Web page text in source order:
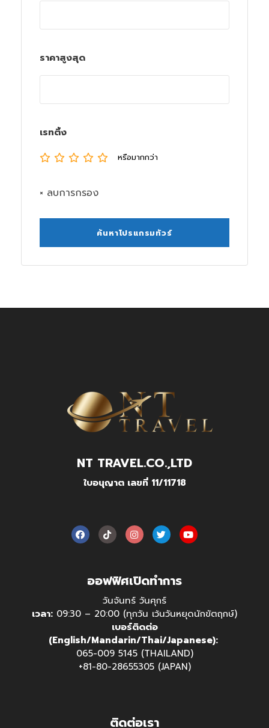
ราคาสูงสุด
เรทติ้ง
หรือมากกว่า
× ลบการกรอง
NT TRAVEL.CO.,LTD
ใบอนุญาต เลขที่ 11/11718
ออฟฟิศเปิดทำการ
วันจันทร์ วันศุกร์
เวลา: 09:30 – 20:00 (ทุกวัน เว้นวันหยุดนักขัตฤกษ์)
เบอร์ติดต่อ
(English/Mandarin/Thai/Japanese):
065-009 5145 (THAILAND)
+81-80-28655305 (JAPAN)
ติดต่อเรา